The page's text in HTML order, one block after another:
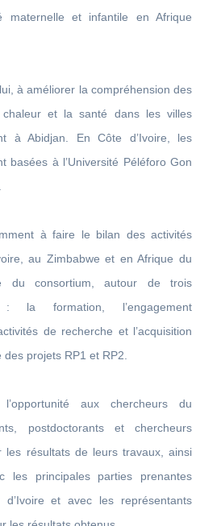
maternelle et infantile en Afrique
à améliorer la compréhension des
et la santé dans les villes
à Abidjan. En Côte d’Ivoire, les
basées à l’Université Péléforo Gon
à faire le bilan des activités
au Zimbabwe et en Afrique du
du consortium, autour de trois
la formation, l’engagement
de recherche et l’acquisition
projets RP1 et RP2.
aux chercheurs du
postdoctorants et chercheurs
les résultats de leurs travaux, ainsi
les principales parties prenantes
et avec les représentants